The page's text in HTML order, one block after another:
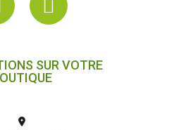
SUR VOTRE